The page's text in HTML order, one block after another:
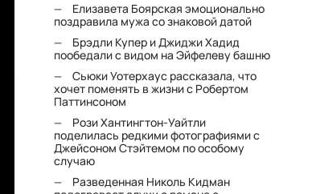
Елизавета Боярская эмоционально
поздравила мужа со знаковой датой
Брэдли Купер и Джиджи Хадид
пообедали с видом на Эйфелеву башню
Сьюки Уотерхаус рассказала, что
хочет поменять в жизни с Робертом
Паттинсоном
Рози Хантингтон-Уайтли
поделилась редкими фотографиями с
Джейсоном Стэйтемом по особому
случаю
Разведенная Николь Кидман